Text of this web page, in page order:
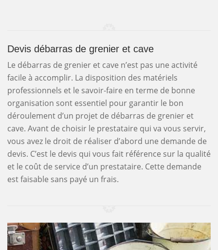
Devis débarras de grenier et cave
Le débarras de grenier et cave n’est pas une activité
facile à accomplir. La disposition des matériels
professionnels et le savoir-faire en terme de bonne
organisation sont essentiel pour garantir le bon
déroulement d’un projet de débarras de grenier et
cave. Avant de choisir le prestataire qui va vous servir,
vous avez le droit de réaliser d’abord une demande de
devis. C’est le devis qui vous fait référence sur la qualité
et le coût de service d’un prestataire. Cette demande
est faisable sans payé un frais.